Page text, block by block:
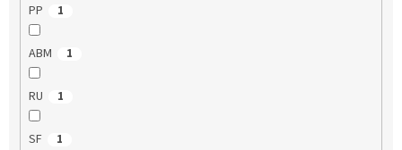
PP 1
ABM 1
RU 1
SF 1